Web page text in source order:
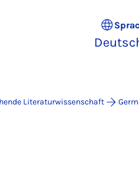
Literaturwissenschaft